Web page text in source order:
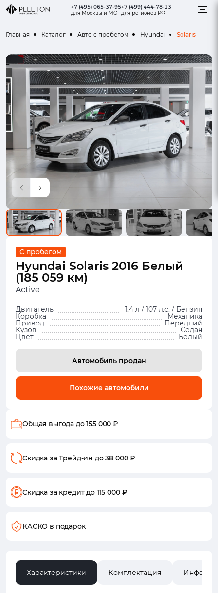
+7 (495) 065-37-95
для Москвы и МО
+7 (499) 444-78-13
для регионов РФ
Главная Каталог Авто с пробегом Hyundai Solaris
С пробегом
Hyundai Solaris 2016 Белый
(185 059 км)
Active
Двигатель 1.4 л / 107 л.с. / Бензин
Коробка Механика
Привод Передний
Кузов Седан
Цвет Белый
Автомобиль продан
Похожие автомобили
Общая выгода до 155 000 ₽
Скидка за Трейд-ин до 38 000 ₽
Скидка за кредитдо 115 000 ₽
КАСКО в подарок
Характеристики Комплектация